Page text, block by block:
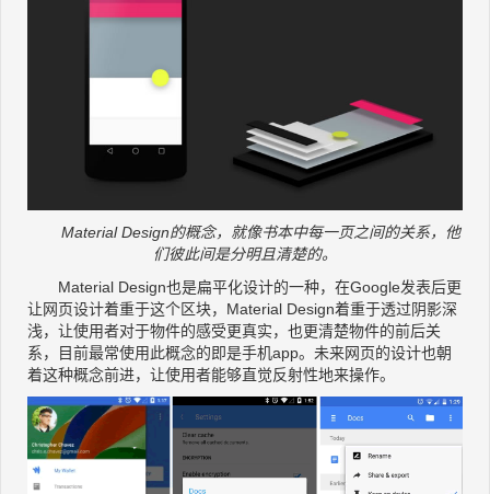
Material Design的概念，就像书本中每一页之间的关系，他
们彼此间是分明且清楚的。
Material Design也是扁平化设计的一种，在Google发表后更
让网页设计着重于这个区块，Material Design着重于透过阴影深
浅，让使用者对于物件的感受更真实，也更清楚物件的前后关
系，目前最常使用此概念的即是手机app。未来网页的设计也朝
着这种概念前进，让使用者能够直觉反射性地来操作。